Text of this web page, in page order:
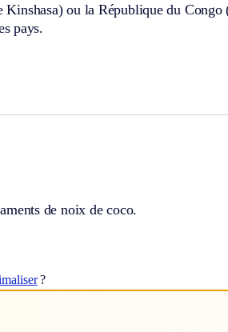
ou la République du Congo
pays.
de noix de coco.
?